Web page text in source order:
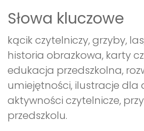
Słowa kluczowe
kącik czytelniczy, grzyby,
historia obrazkowa, karty
edukacja przedszkolna,
umiejętności, ilustracje dla
aktywności czytelnicze,
przedszkolu.